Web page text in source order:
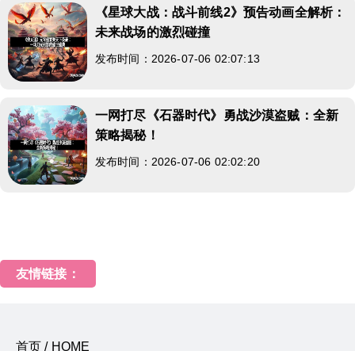
《星球大战：战斗前线2》预告动画全解析：
未来战场的激烈碰撞
发布时间：2026-07-06 02:07:13
一网打尽《石器时代》勇战沙漠盗贼：全新
策略揭秘！
发布时间：2026-07-06 02:02:20
友情链接：
首页 / HOME